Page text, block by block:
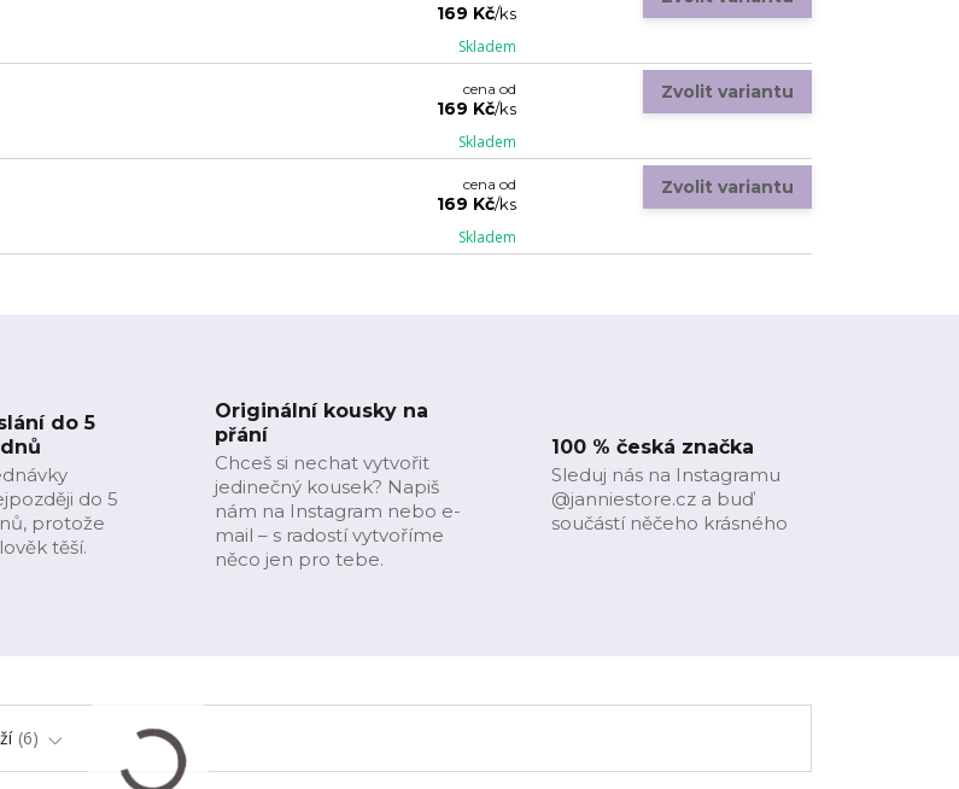
169 Kč/ks
Skladem
cena od
169 Kč/ks
Skladem
Zvolit variantu
cena od
169 Kč/ks
Skladem
Zvolit variantu
do 5
do 5
protože
těší.
Originální kousky na
přání
Chceš si nechat vytvořit
jedinečný kousek? Napiš
nám na Instagram nebo e-
mail – s radostí vytvoříme
něco jen pro tebe.
100 % česká značka
Sleduj nás na Instagramu
@janniestore.cz a buď
součástí něčeho krásného
6